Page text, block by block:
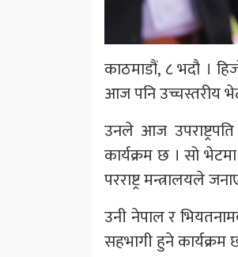
काठमाडौं, ८ भदौ ।
आज पनि उच्चस्तरीय
उनले आज
कार्यक्रम छ । सो
परराष्ट्र मन्त्रालयले
उनी नेपाल र
सहभागी हुने कार्यक्रम